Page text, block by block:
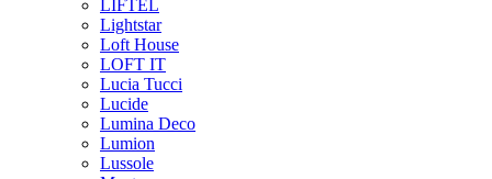
LIFTEL
Lightstar
Loft House
LOFT IT
Lucia Tucci
Lucide
Lumina Deco
Lumion
Lussole